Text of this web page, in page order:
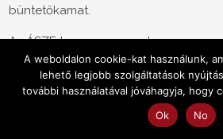
büntetőkamat.
Az ÁSZF-ben ez szerepel:
"A Fogyasztó a rendelést azon
tekintetében adja le, amelyekre
kötni. Mind a Termék/Termékek
kosár egyértelműen jelzi a "vásárlás"
A weboldalon cookie-kat használunk,
lehető legjobb szolgáltatások
további használatával jóváhagyja, hogy
Ok
No